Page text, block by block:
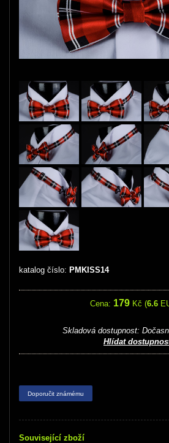
katalog číslo: PMKISS14
Cena: 179 Kč (6.6
Skladová dostupnost:
Hlídat
Doporučit známému
Související zboží